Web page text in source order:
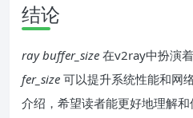
结论
ray buffer_size 在v2ray中扮演
fer_size 可以提升系统性能和网
介绍，希望读者能更好地理解和